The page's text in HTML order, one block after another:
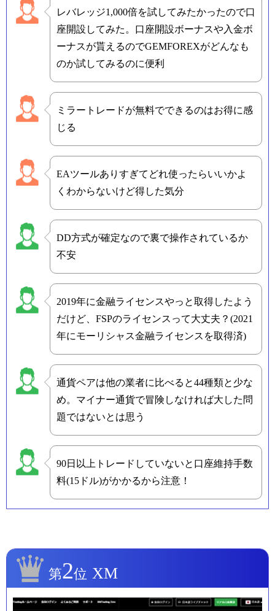
レバレッジ1,000倍を試してみたかったので口
座開設してみた。口座開設ボーナスや入金ボ
ーナスが貰えるのでGEMFOREXがどんなも
のか試してみるのに便利
ミラートレードが無料でできるのはお得に感
じる
EAツールありすぎてどれ使ったらいいかよ
くわからないけど得した気分
DD方式が確定なので裏で操作されているか
不安
2019年に金融ライセンスやっと取得したよう
だけど、FSPのライセンスって大丈夫？(2021
年にモーリシャス金融ライセンスを取得済)
通貨ペアは他の業者に比べると44種類と少な
め。マイナー通貨で冒険しなければ大した問
題ではないとは思う
90日以上トレードしていないと口座維持手数
料(15ドル)がかかるから注意！
第2位 XM